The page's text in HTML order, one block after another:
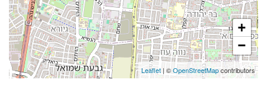
+
−
Leaflet | ©OpenStreetMapcontributors